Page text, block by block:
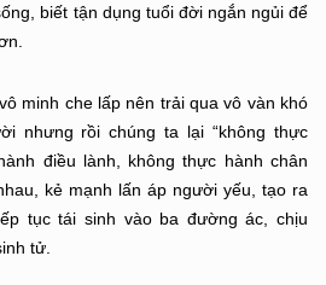
biết tận dụng tuổi đời ngắn ngủi để
minh che lấp nên trải qua vô vàn khó
nhưng rồi chúng ta lại “không thực
điều lành, không thực hành chân
kẻ mạnh lấn áp người yếu, tạo ra
tục tái sinh vào ba đường ác, chịu
tử.